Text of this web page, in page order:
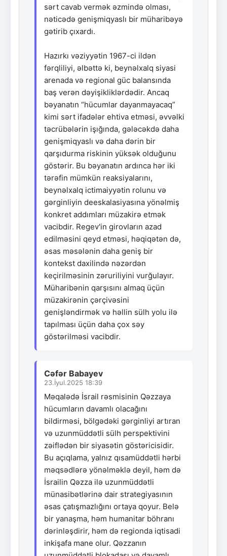
sərt cavab vermək əzmində olması,
nəticədə genişmiqyaslı bir müharibəyə
gətirib çıxardı.
Hazırkı vəziyyətin 1967-ci ildən
fərqliliyi, əlbəttə ki, beynəlxalq siyasi
arenada və regional güc balansında
baş verən dəyişikliklərdədir. Ancaq
bəyanatın “hücumlar dayanmayacaq”
kimi sərt ifadələr ehtiva etməsi, əvvəlki
təcrübələrin işığında, gələcəkdə daha
genişmiqyaslı və daha dərin bir
qarşıdurma riskinin yüksək olduğunu
göstərir. Bu bəyanatın ardınca hər iki
tərəfin mümkün reaksiyalarını,
beynəlxalq ictimaiyyətin rolunu və
gərginliyin deeskalasiyasına yönəlmiş
konkret addımları müzakirə etmək
vacibdir. Regev'in girovların azad
edilməsini qeyd etməsi, həqiqətən də,
əsas məsələnin daha geniş bir
kontekst daxilində nəzərdən
keçirilməsinin zəruriliyini vurğulayır.
Müharibənin qarşısını almaq üçün
müzakirənin çərçivəsini
genişləndirmək və həllin sülh yolu ilə
tapılması üçün daha çox səy
göstərilməsi vacibdir.
Cəfər Babayev
23.İyul.2025 18:39
Məqalədə İsrail rəsmisinin Qəzzaya
hücumların davamlı olacağını
bildirməsi, bölgədəki gərginliyi artıran
və uzunmüddətli sülh perspektivini
zəiflədən bir siyasətin göstəricisidir.
Bu açıqlama, yalnız qısamüddətli hərbi
məqsədlərə yönəlməklə deyil, həm də
İsrailin Qəzza ilə uzunmüddətli
münasibətlərinə dair strategiyasının
əsas çatışmazlığını ortaya qoyur. Belə
bir yanaşma, həm humanitar böhranı
dərinləşdirir, həm də regionda iqtisadi
inkişafa mane olur. Qəzzanın